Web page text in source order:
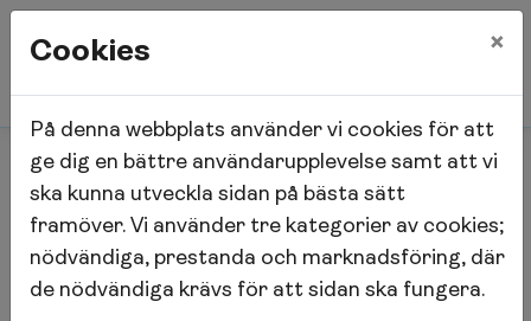
Start
Bostadshyresgäst
Uthyrning av lägenheter
Uthyrning av lägenheter
Cookies ×
På denna webbplats använder vi cookies för att
ge dig en bättre användarupplevelse samt att vi
ska kunna utveckla sidan på bästa sätt
framöver. Vi använder tre kategorier av cookies;
nödvändiga, prestanda och marknadsföring, där
de nödvändiga krävs för att sidan ska fungera.